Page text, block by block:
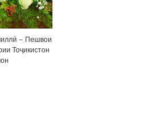
– Пешвои
Тоҷикистон